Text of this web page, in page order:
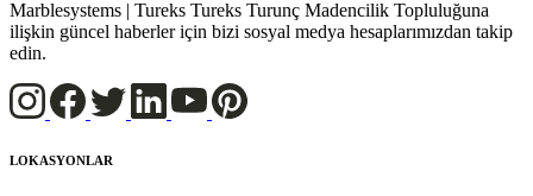
Marblesystems | Tureks Tureks Turunç Madencilik Topluluğuna
ilişkin güncel haberler için bizi sosyal medya hesaplarımızdan takip
edin.
LOKASYONLAR